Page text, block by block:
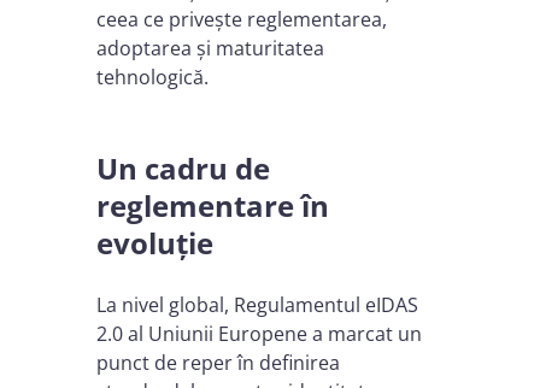
ceea ce privește reglementarea,
adoptarea și maturitatea
tehnologică.
Un cadru de
reglementare în
evoluție
La nivel global, Regulamentul eIDAS
2.0 al Uniunii Europene a marcat un
punct de reper în definirea